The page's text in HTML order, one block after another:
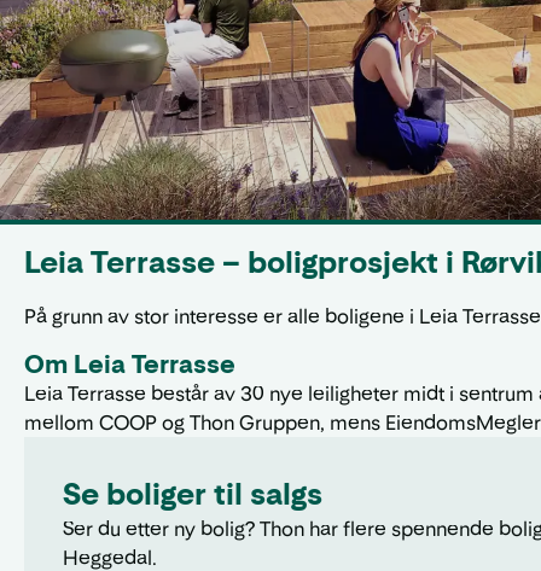
Leia Terrasse – boligprosjekt i
På grunn av stor interesse er alle boligene i Leia
Om Leia Terrasse
Leia Terrasse består av 30 nye leiligheter midt i
mellom COOP og Thon Gruppen, mens
Se boliger til salgs
Ser du etter ny bolig? Thon har flere spennende
Heggedal.